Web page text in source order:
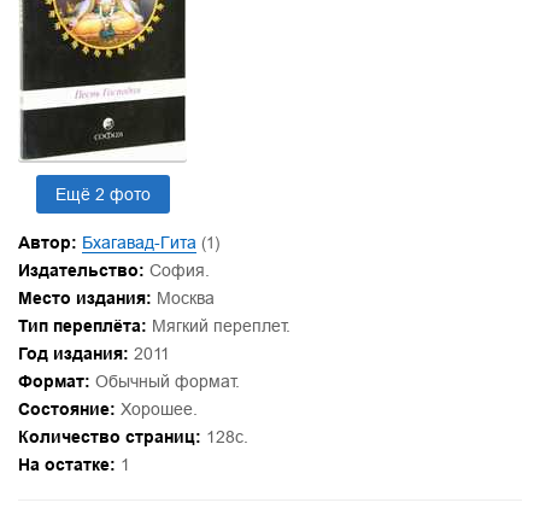
Ещё 2 фото
Автор: Бхагавад-Гита (1)
Издательство: София.
Место издания: Москва
Тип переплёта: Мягкий переплет.
Год издания: 2011
Формат: Обычный формат.
Состояние: Хорошее.
Количество страниц: 128с.
На остатке: 1